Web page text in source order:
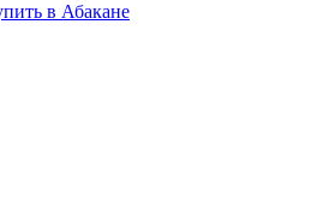
в Абакане